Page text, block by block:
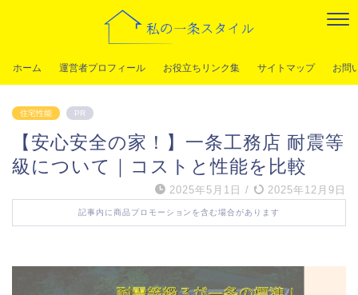
ホーム 運営者プロフィール お役立ちリンク集 サイトマップ お問
住宅性能 PR
【安心安全の家！】一条工務店 耐震等
級について｜コストと性能を比較
2025年5月1日 / 2025年12月9日
記事内に商品プロモーションを含む場合があります